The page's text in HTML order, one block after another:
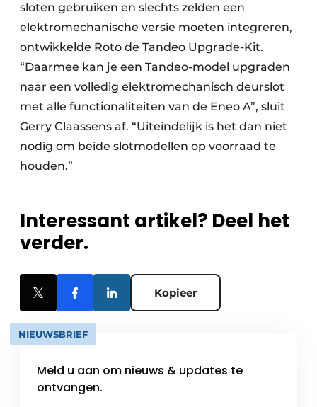
sloten gebruiken en slechts zelden een
elektromechanische versie moeten integreren,
ontwikkelde Roto de Tandeo Upgrade-Kit.
“Daarmee kan je een Tandeo-model upgraden
naar een volledig elektromechanisch deurslot
met alle functionaliteiten van de Eneo A”, sluit
Gerry Claassens af. “Uiteindelijk is het dan niet
nodig om beide slotmodellen op voorraad te
houden.”
Interessant artikel? Deel het
verder.
Kopieer
NIEUWSBRIEF
Meld u aan om nieuws & updates te
ontvangen.